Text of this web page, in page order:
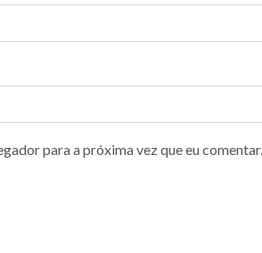
para a próxima vez que eu comentar.